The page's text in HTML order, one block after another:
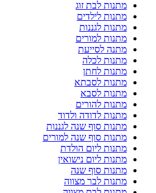
מתנות לבת זוג
מתנות לילדים
מתנות לגננות
מתנות למורים
מתנה לסייעת
מתנות לכלה
מתנות לחתן
מתנות לסבתא
מתנות לסבא
מתנות להורים
מתנות לדודה ולדוד
מתנות סוף שנה לגננות
מתנות סוף שנה למורים
מתנות ליום הולדת
מתנות ליום נישואין
מתנות סוף שנה
מתנות לבר מצווה